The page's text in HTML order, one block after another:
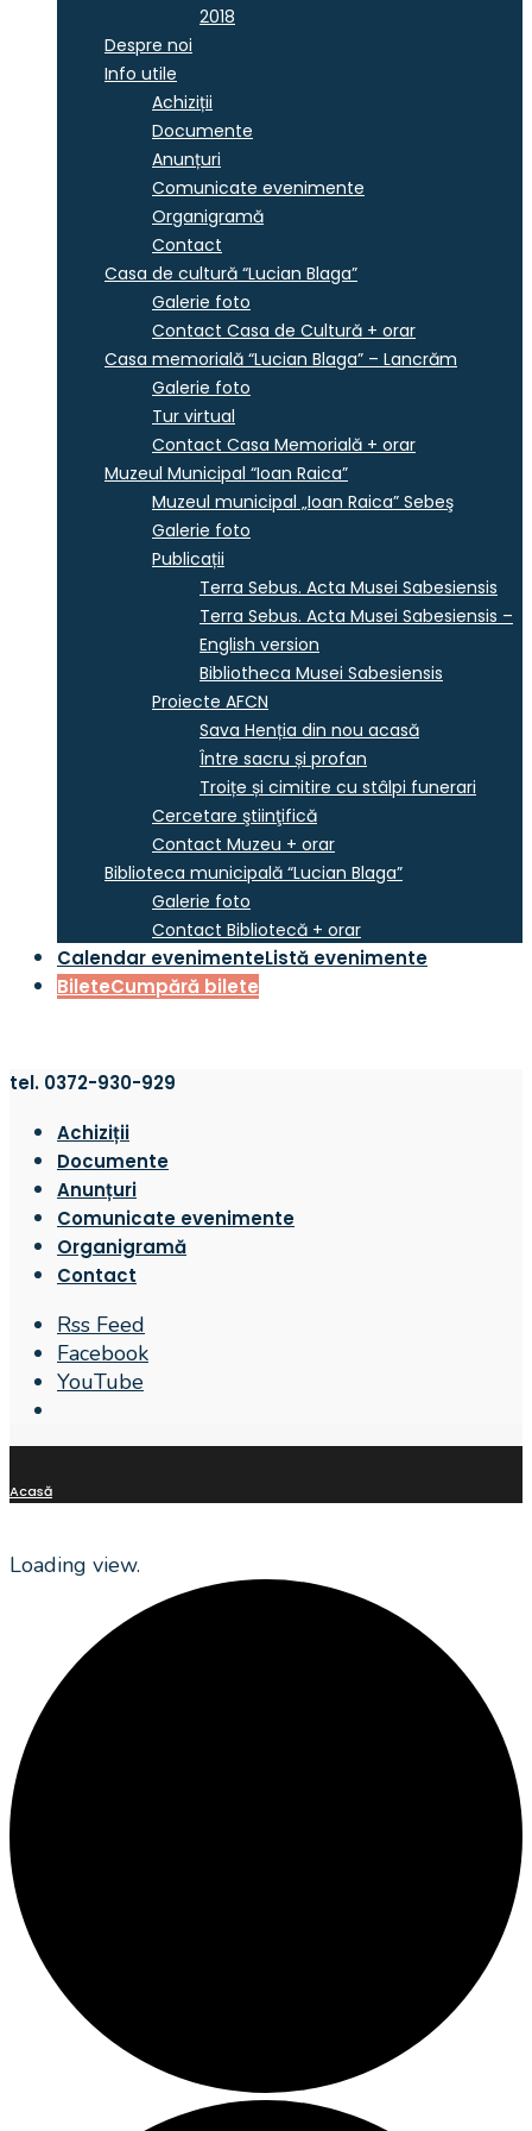
2018
Despre noi
Info utile
Achiziții
Documente
Anunțuri
Comunicate evenimente
Organigramă
Contact
Casa de cultură “Lucian Blaga”
Galerie foto
Contact Casa de Cultură + orar
Casa memorială “Lucian Blaga” – Lancrăm
Galerie foto
Tur virtual
Contact Casa Memorială + orar
Muzeul Municipal “Ioan Raica”
Muzeul municipal „Ioan Raica” Sebeş
Galerie foto
Publicații
Terra Sebus. Acta Musei Sabesiensis
Terra Sebus. Acta Musei Sabesiensis –
English version
Bibliotheca Musei Sabesiensis
Proiecte AFCN
Sava Henția din nou acasă
Între sacru și profan
Troițe și cimitire cu stâlpi funerari
Cercetare ştiinţifică
Contact Muzeu + orar
Biblioteca municipală “Lucian Blaga”
Galerie foto
Contact Bibliotecă + orar
Calendar evenimenteListă evenimente
BileteCumpără bilete
tel. 0372-930-929
Achiziții
Documente
Anunțuri
Comunicate evenimente
Organigramă
Contact
Rss Feed
Facebook
YouTube
Search
Acasă
Loading view.